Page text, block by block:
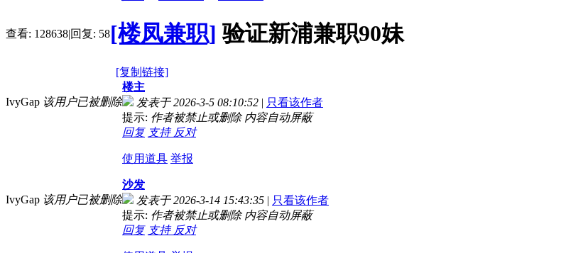
查看: 128638|回复: 58[楼凤兼职] 验证新浦兼职90妹
[复制链接]
IvyGap 该用户已被删除
楼主
发表于 2026-3-5 08:10:52 | 只看该作者
提示: 作者被禁止或删除 内容自动屏蔽
回复 支持 反对
使用道具 举报
IvyGap 该用户已被删除
沙发
发表于 2026-3-14 15:43:35 | 只看该作者
提示: 作者被禁止或删除 内容自动屏蔽
回复 支持 反对